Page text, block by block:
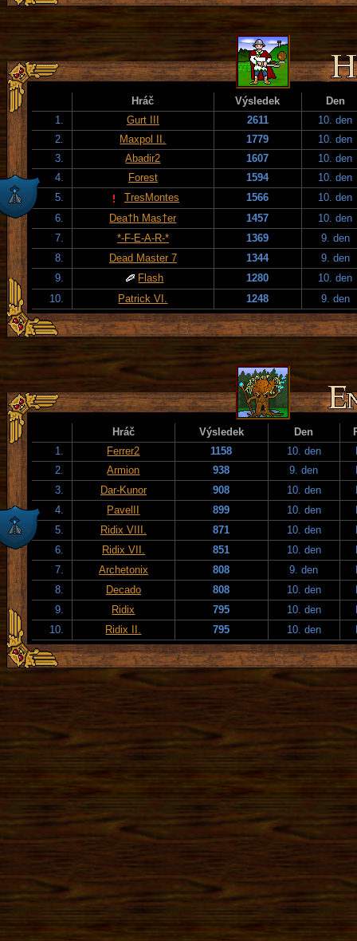
Hráč Výsledek
Den
1.
Gurt III 2611
10. den
2.
Maxpol II. 1779
10. den
3.
Abadir2 1607
10. den
4.
Forest 1594
10. den
5.
TresMontes 1566
10. den
6.
Dea†h Mas†er 1457
10. den
7.
*-F-E-A-R-* 1369
9. den
8.
Dead Master 7 1344
9. den
9.
Flash 1280
10. den
10.
Patrick VI. 1248 9. den
Hráč Výsledek Den
1.
Ferrer2 1158 10. den
2.
Armion 938 9. den
3.
Dar-Kunor 908 10. den
4.
PavelII 899 10. den
5.
Ridix VIII. 871 10. den
6.
Ridix VII. 851 10. den
7.
Archetonix 808 9. den
8.
Decado 808 10. den
9.
Ridix 795 10. den
10.
Ridix II. 795 10. den